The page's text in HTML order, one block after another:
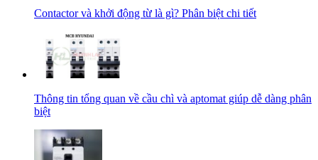
Contactor và khởi động từ là gì? Phân biệt chi tiết
Thông tin tổng quan về cầu chì và aptomat giúp dễ dàng phân
biệt